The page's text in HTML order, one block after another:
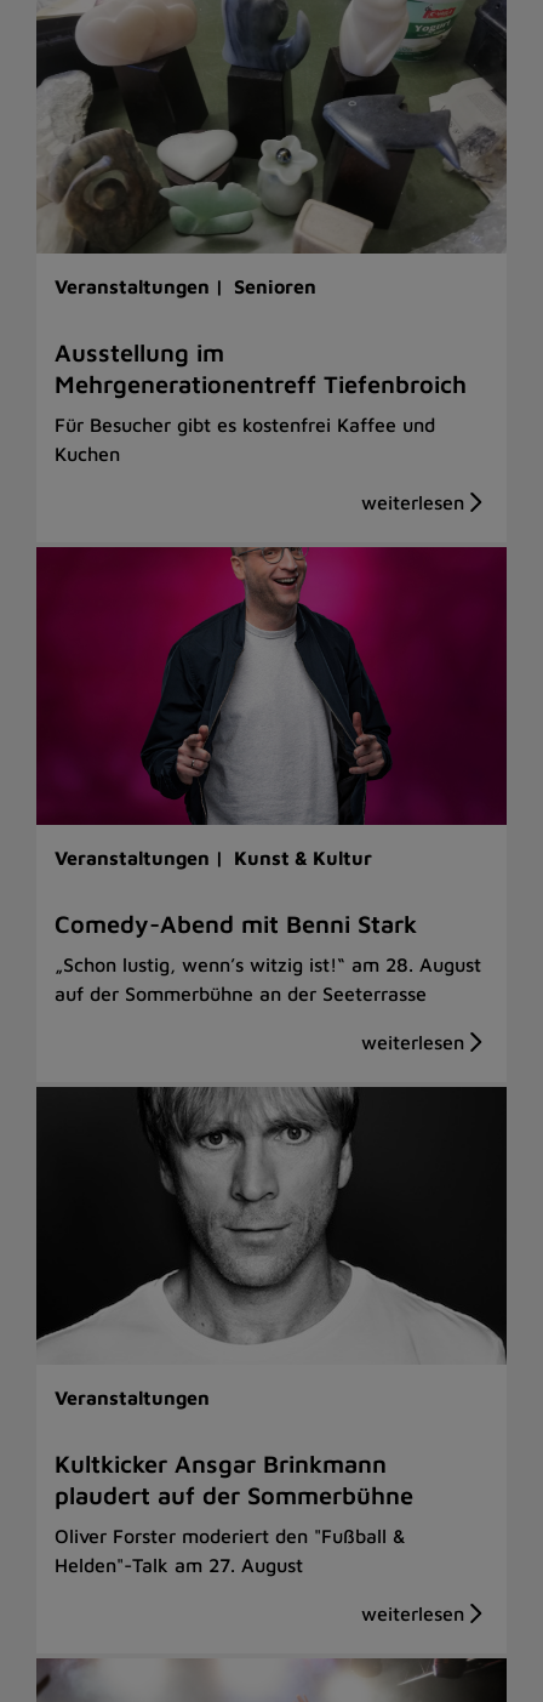
Veranstaltungen | Senioren
Ausstellung im
Mehrgenerationentreff Tiefenbroich
Für Besucher gibt es kostenfrei Kaffee und
Kuchen
Veranstaltungen | Kunst & Kultur
Comedy-Abend mit Benni Stark
„Schon lustig, wenn’s witzig ist!“ am 28. August
auf der Sommerbühne an der Seeterrasse
Veranstaltungen
Kultkicker Ansgar Brinkmann
plaudert auf der Sommerbühne
Oliver Forster moderiert den "Fußball &
Helden"-Talk am 27. August